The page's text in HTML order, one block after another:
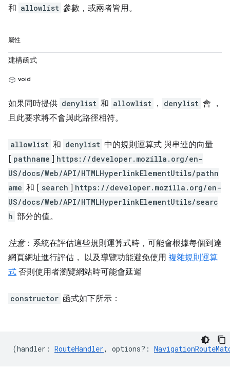
和 allowlist 參數，或兩者皆用。
屬性
建構函式
void
如果同時提供 denylist 和 allowlist ， denylist 會 ，
且此要求將不會與此路徑相符。
allowlist 和 denylist 中的規則運算式 與串連的向量
[ pathname ] https://developer.mozilla.org/en-
US/docs/Web/API/HTMLHyperlinkElementUtils/pathn
ame 和 [ search ] https://developer.mozilla.org/en-
US/docs/Web/API/HTMLHyperlinkElementUtils/searc
h 部分的值。
注意：系統在評估這些規則運算式時，可能會根據每個到達
網頁網址進行評估， 以及導覽功能避免使用 複雜規則運算
式 否則使用者瀏覽網站時可能會延遲
constructor 函式如下所示：
(handler : RouteHandler, options? :